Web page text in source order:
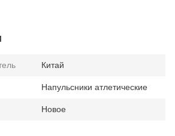
Китай
Напульсники атлетические
Новое